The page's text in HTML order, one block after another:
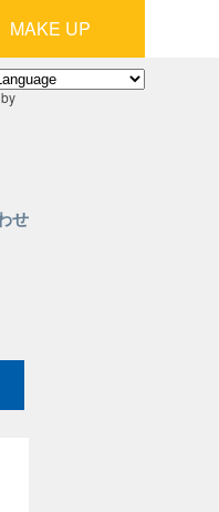
MAKE UP
せ